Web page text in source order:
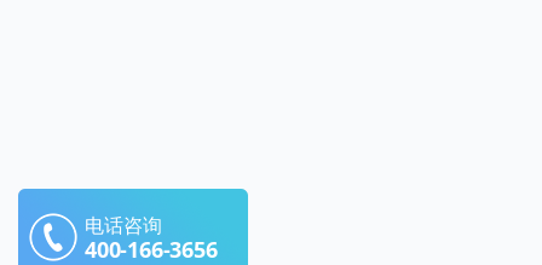
电话咨询
400-166-3656